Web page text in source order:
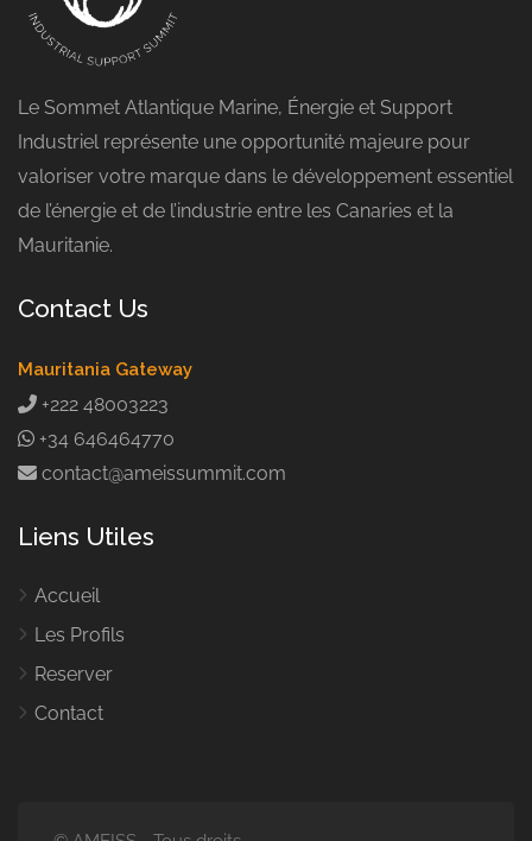
Le Sommet Atlantique Marine, Énergie et Support
Industriel représente une opportunité majeure pour
valoriser votre marque dans le développement essentiel
de l’énergie et de l’industrie entre les Canaries et la
Mauritanie.
Contact Us
Mauritania Gateway
+222 48003223
+34 646464770
contact@ameissummit.com
Liens Utiles
Accueil
Les Profils
Reserver
Contact